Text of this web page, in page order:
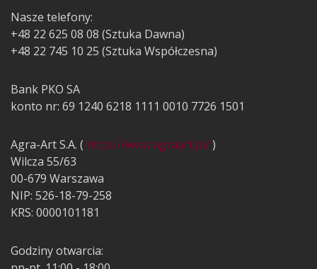
Nasze telefony:
+48 22 625 08 08 (Sztuka Dawna)
+48 22 745 10 25 (Sztuka Współczesna)
Bank PKO SA
konto nr: 69 1240 6218 1111 0010 7726 1501
Agra-Art S.A. ( https://www.agraart.pl/)
Wilcza 55/63
00-679 Warszawa
NIP: 526-18-79-258
KRS: 0000101181
Godziny otwarcia: